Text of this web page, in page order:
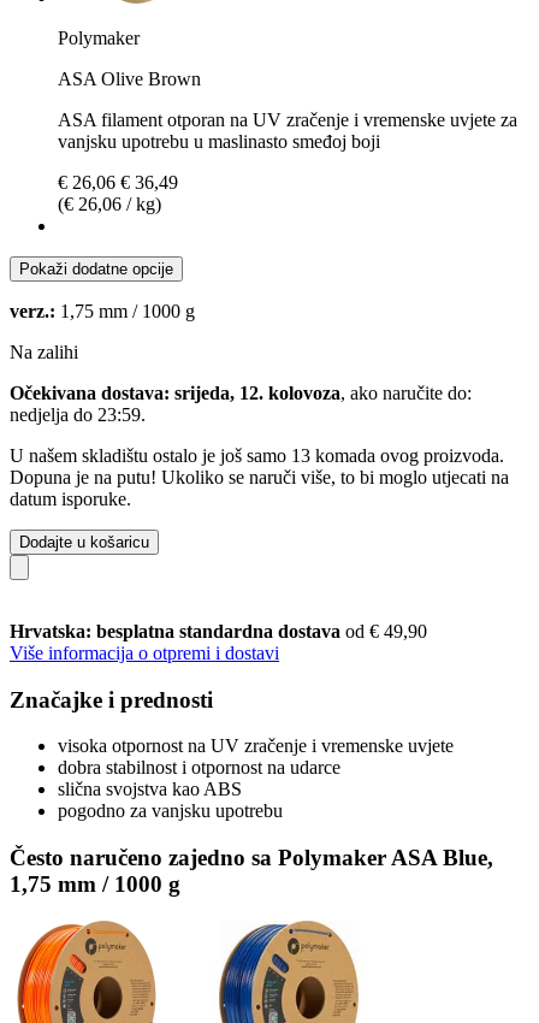
Polymaker
ASA Olive Brown
ASA filament otporan na UV zračenje i vremenske uvjete za
vanjsku upotrebu u maslinasto smeđoj boji
€ 26,06 € 36,49
(€ 26,06 / kg)
Pokaži dodatne opcije
verz.: 1,75 mm / 1000 g
Na zalihi
Očekivana dostava: srijeda, 12. kolovoza, ako naručite do:
nedjelja do 23:59.
U našem skladištu ostalo je još samo 13 komada ovog proizvoda.
Dopuna je na putu! Ukoliko se naruči više, to bi moglo utjecati na
datum isporuke.
Dodajte u košaricu
Hrvatska: besplatna standardna dostava od € 49,90
Više informacija o otpremi i dostavi
Značajke i prednosti
visoka otpornost na UV zračenje i vremenske uvjete
dobra stabilnost i otpornost na udarce
slična svojstva kao ABS
pogodno za vanjsku upotrebu
Često naručeno zajedno sa Polymaker ASA Blue,
1,75 mm / 1000 g